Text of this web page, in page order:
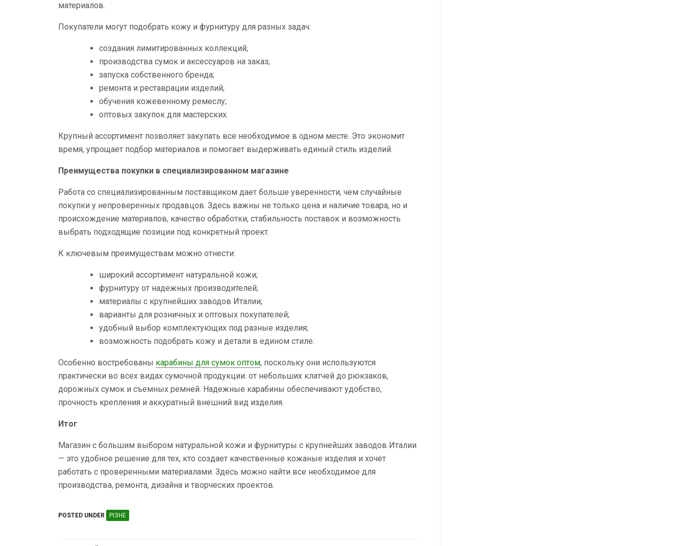
материалов.
Покупатели могут подобрать кожу и фурнитуру для разных задач:
создания лимитированных коллекций;
производства сумок и аксессуаров на заказ;
запуска собственного бренда;
ремонта и реставрации изделий;
обучения кожевенному ремеслу;
оптовых закупок для мастерских.
Крупный ассортимент позволяет закупать все необходимое в одном месте. Это экономит
время, упрощает подбор материалов и помогает выдерживать единый стиль изделий.
Преимущества покупки в специализированном магазине
Работа со специализированным поставщиком дает больше уверенности, чем случайные
покупки у непроверенных продавцов. Здесь важны не только цена и наличие товара, но и
происхождение материалов, качество обработки, стабильность поставок и возможность
выбрать подходящие позиции под конкретный проект.
К ключевым преимуществам можно отнести:
широкий ассортимент натуральной кожи;
фурнитуру от надежных производителей;
материалы с крупнейших заводов Италии;
варианты для розничных и оптовых покупателей;
удобный выбор комплектующих под разные изделия;
возможность подобрать кожу и детали в едином стиле.
Особенно востребованы карабины для сумок оптом, поскольку они используются
практически во всех видах сумочной продукции: от небольших клатчей до рюкзаков,
дорожных сумок и съемных ремней. Надежные карабины обеспечивают удобство,
прочность крепления и аккуратный внешний вид изделия.
Итог
Магазин с большим выбором натуральной кожи и фурнитуры с крупнейших заводов Италии
— это удобное решение для тех, кто создает качественные кожаные изделия и хочет
работать с проверенными материалами. Здесь можно найти все необходимое для
производства, ремонта, дизайна и творческих проектов.
POSTED UNDER РІЗНЕ